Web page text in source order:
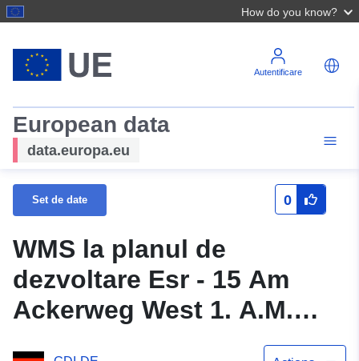
How do you know?
Autentificare
European data
data.europa.eu
Set de date 0
WMS la planul de
dezvoltare Esr - 15 Am
Ackerweg West 1. A.M.
Alocațiile Essenrode